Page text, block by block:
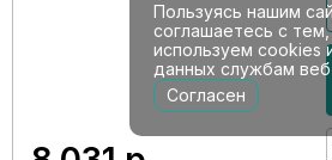
Пользуясь нашим
соглашаетесь с
используем cookies
данных службам
Согласен